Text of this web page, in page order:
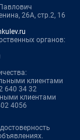
26А, стр.2, 16
органов:
клиентами
640 34 32
клиентами
4056